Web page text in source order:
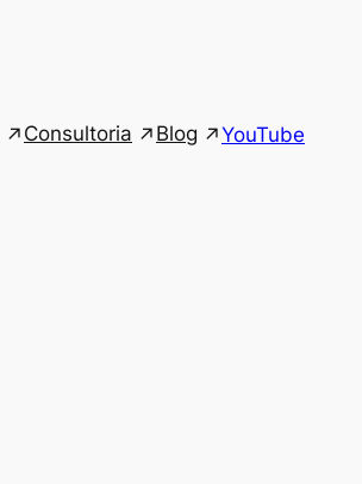
Consultoria Blog YouTube